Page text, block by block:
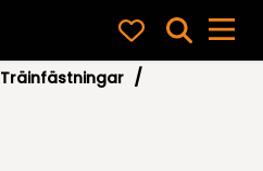
Träinfästningar